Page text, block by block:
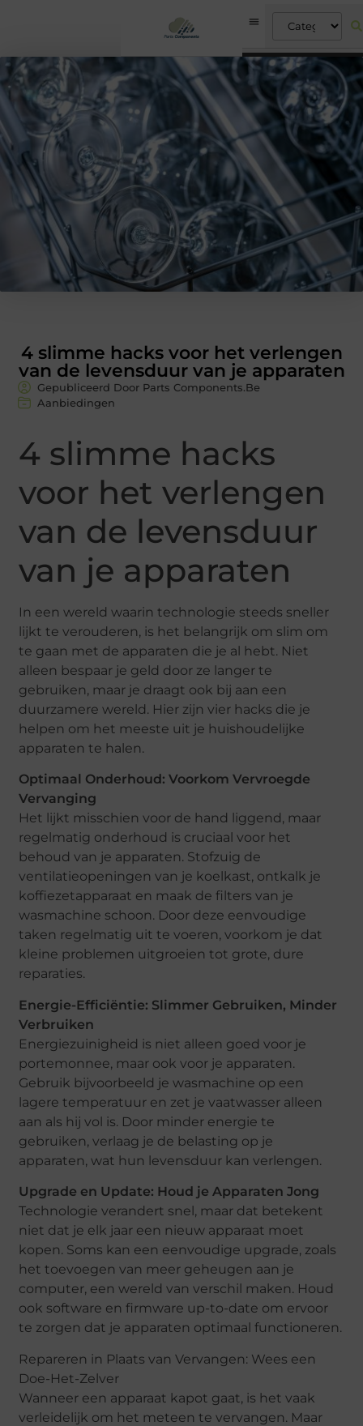
4 slimme hacks voor het verlengen
van de levensduur van je apparaten
Gepubliceerd Door Parts Components.Be
Aanbiedingen
4 slimme hacks
voor het verlengen
van de levensduur
van je apparaten
In een wereld waarin technologie steeds sneller
lijkt te verouderen, is het belangrijk om slim om
te gaan met de apparaten die je al hebt. Niet
alleen bespaar je geld door ze langer te
gebruiken, maar je draagt ook bij aan een
duurzamere wereld. Hier zijn vier hacks die je
helpen om het meeste uit je huishoudelijke
apparaten te halen.
Optimaal Onderhoud: Voorkom Vervroegde
Vervanging
Het lijkt misschien voor de hand liggend, maar
regelmatig onderhoud is cruciaal voor het
behoud van je apparaten. Stofzuig de
ventilatieopeningen van je koelkast, ontkalk je
koffiezetapparaat en maak de filters van je
wasmachine schoon. Door deze eenvoudige
taken regelmatig uit te voeren, voorkom je dat
kleine problemen uitgroeien tot grote, dure
reparaties.
Energie-Efficiëntie: Slimmer Gebruiken, Minder
Verbruiken
Energiezuinigheid is niet alleen goed voor je
portemonnee, maar ook voor je apparaten.
Gebruik bijvoorbeeld je wasmachine op een
lagere temperatuur en zet je vaatwasser alleen
aan als hij vol is. Door minder energie te
gebruiken, verlaag je de belasting op je
apparaten, wat hun levensduur kan verlengen.
Upgrade en Update: Houd je Apparaten Jong
Technologie verandert snel, maar dat betekent
niet dat je elk jaar een nieuw apparaat moet
kopen. Soms kan een eenvoudige upgrade, zoals
het toevoegen van meer geheugen aan je
computer, een wereld van verschil maken. Houd
ook software en firmware up-to-date om ervoor
te zorgen dat je apparaten optimaal functioneren.
Repareren in Plaats van Vervangen: Wees een
Doe-Het-Zelver
Wanneer een apparaat kapot gaat, is het vaak
verleidelijk om het meteen te vervangen. Maar